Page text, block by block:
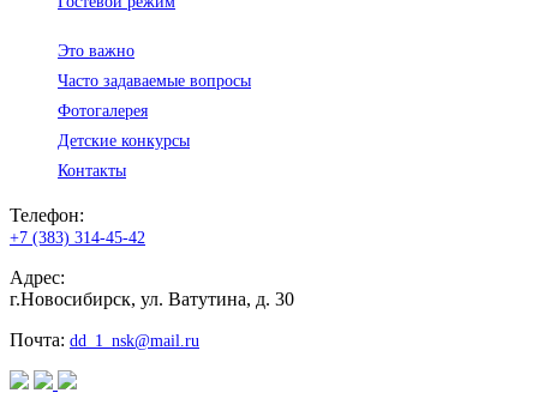
Это важно
Часто задаваемые вопросы
Фотогалерея
Детские конкурсы
Контакты
Телефон:
+7 (383) 314-45-42
Адрес:
г.Новосибирск, ул. Ватутина, д. 30
Почта: dd_1_nsk@mail.ru